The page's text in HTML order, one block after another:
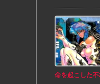
命を起こした不